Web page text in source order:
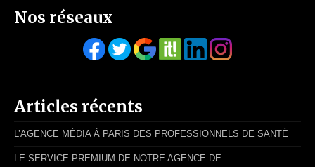
Nos réseaux
Articles récents
L’AGENCE MÉDIA À PARIS DES PROFESSIONNELS DE SANTÉ
LE SERVICE PREMIUM DE NOTRE AGENCE DE